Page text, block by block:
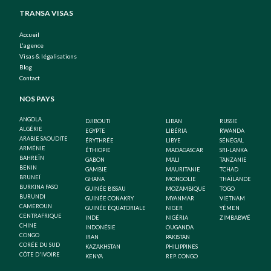
TRANSA VISAS
Accueil
L'agence
Visas & légalisations
Blog
Contact
NOS PAYS
ANGOLA
ALGÉRIE
ARABIE SAOUDITE
ARMÉNIE
BAHREÏN
BENIN
BRUNEÏ
BURKINA FASO
BURUNDI
CAMEROUN
CENTRAFRIQUE
CHINE
CONGO
CORÉE DU SUD
CÔTE D'IVOIRE
DJIBOUTI
EGYPTE
ÉRYTHRÉE
ÉTHIOPIE
GABON
GAMBIE
GHANA
GUINÉE BISSAU
GUINÉE CONAKRY
GUINÉE ÉQUATORIALE
INDE
INDONÉSIE
IRAN
KAZAKHSTAN
KENYA
LIBAN
LIBÉRIA
LIBYE
MADAGASCAR
MALI
MAURITANIE
MONGOLIE
MOZAMBIQUE
MYANMAR
NIGER
NIGÉRIA
OUGANDA
PAKISTAN
PHILIPPINES
REP. CONGO
RUSSIE
RWANDA
SÉNÉGAL
SRI-LANKA
TANZANIE
TCHAD
THAÏLANDE
TOGO
VIETNAM
YÉMEN
ZIMBABWÉ